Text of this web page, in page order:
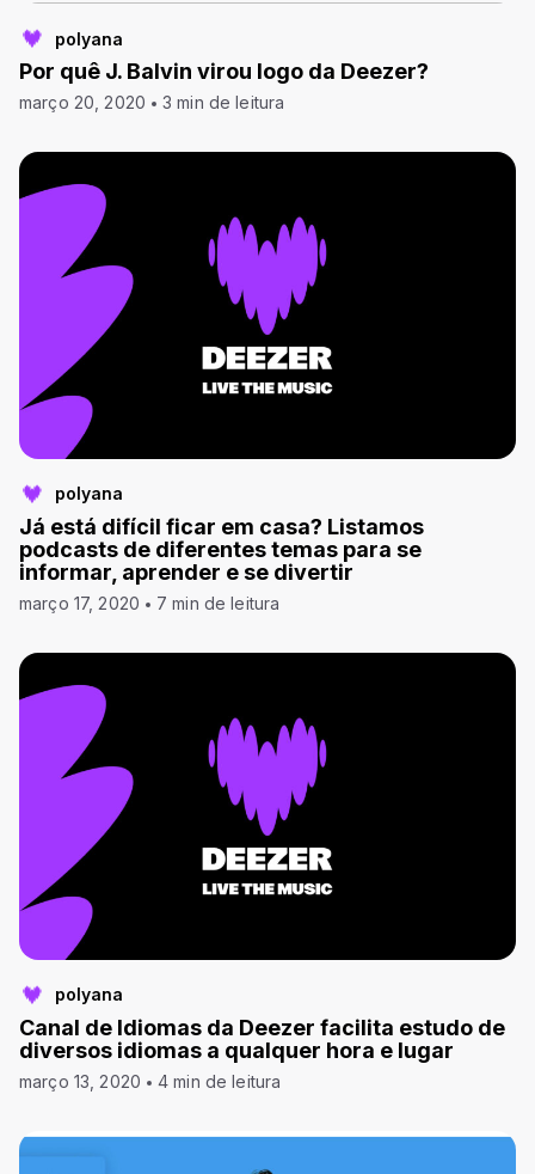
polyana
Por quê J. Balvin virou logo da Deezer?
março 20, 2020 3 min de leitura
polyana
Já está difícil ficar em casa? Listamos
podcasts de diferentes temas para se
informar, aprender e se divertir
março 17, 2020 7 min de leitura
polyana
Canal de Idiomas da Deezer facilita estudo de
diversos idiomas a qualquer hora e lugar
março 13, 2020 4 min de leitura